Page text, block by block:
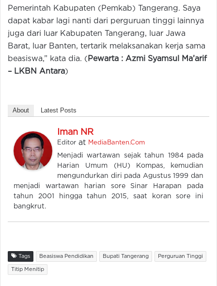
Pemerintah Kabupaten (Pemkab) Tangerang. Saya
dapat kabar lagi nanti dari perguruan tinggi lainnya
juga dari luar Kabupaten Tangerang, luar Jawa
Barat, luar Banten, tertarik melaksanakan kerja sama
beasiswa,” kata dia. ( Pewarta : Azmi Syamsul Ma’arif
– LKBN Antara)
About Latest Posts
Iman NR
Editor at MediaBanten.Com
Menjadi wartawan sejak tahun 1984 pada
Harian Umum (HU) Kompas, kemudian
mengundurkan diri pada Agustus 1999 dan
menjadi wartawan harian sore Sinar Harapan pada
tahun 2001 hingga tahun 2015, saat koran sore ini
bangkrut.
Tags Beasiswa Pendidikan Bupati Tangerang Perguruan Tinggi
Titip Menitip